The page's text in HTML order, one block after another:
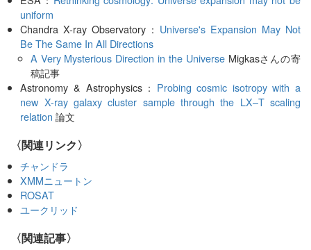
uniform
Chandra X-ray Observatory： Universe's Expansion May Not
Be The Same In All Directions
A Very Mysterious Direction in the UniverseMigkasさんの寄
稿記事
Astronomy & Astrophysics： Probing cosmic isotropy with a
new X-ray galaxy cluster sample through the LX–T scaling
relation 論文
〈関連リンク〉
チャンドラ
XMMニュートン
ROSAT
ユークリッド
関連記事